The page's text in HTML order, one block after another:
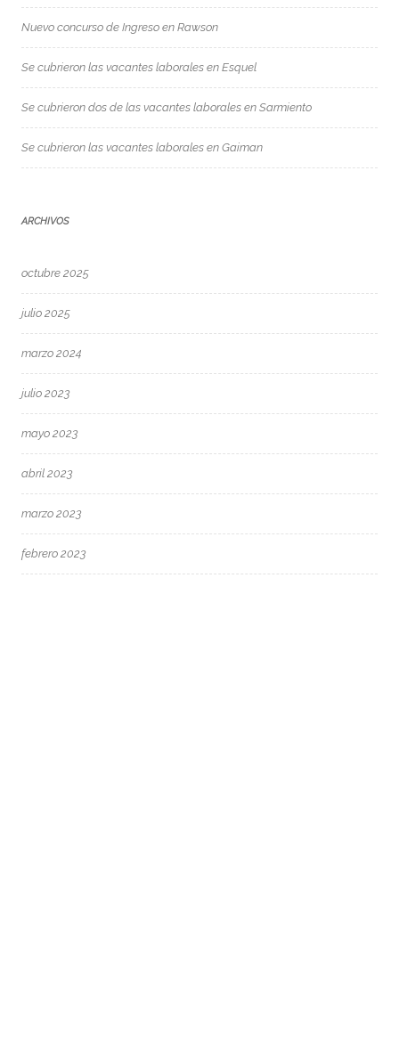
Nuevo concurso de Ingreso en Rawson
Se cubrieron las vacantes laborales en Esquel
Se cubrieron dos de las vacantes laborales en Sarmiento
Se cubrieron las vacantes laborales en Gaiman
ARCHIVOS
octubre 2025
julio 2025
marzo 2024
julio 2023
mayo 2023
abril 2023
marzo 2023
febrero 2023